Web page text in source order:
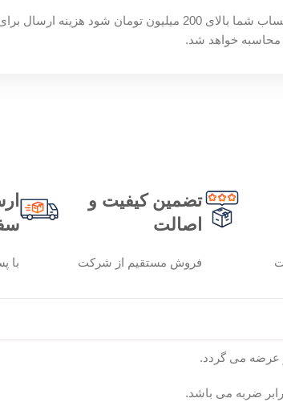
چنان چه جمع صورت حساب شما بالای 200 میلیون تومان شود
محاسبه خواهد شد.
تضمین کیفیت و
اصالت
فروش مستقیم از شرکت با